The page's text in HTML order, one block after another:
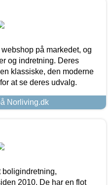
på markedet, og
og indretning. Deres
klassiske, den moderne
at se deres udvalg.
Norliving.dk
boligindretning,
2010. De har en flot